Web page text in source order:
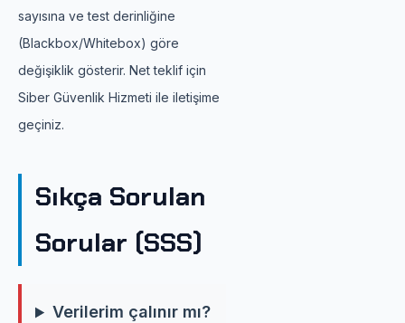
sayısına ve test derinliğine
(Blackbox/Whitebox) göre
değişiklik gösterir. Net teklif için
Siber Güvenlik Hizmeti ile iletişime
geçiniz.
Sıkça Sorulan
Sorular (SSS)
Verilerim çalınır mı?